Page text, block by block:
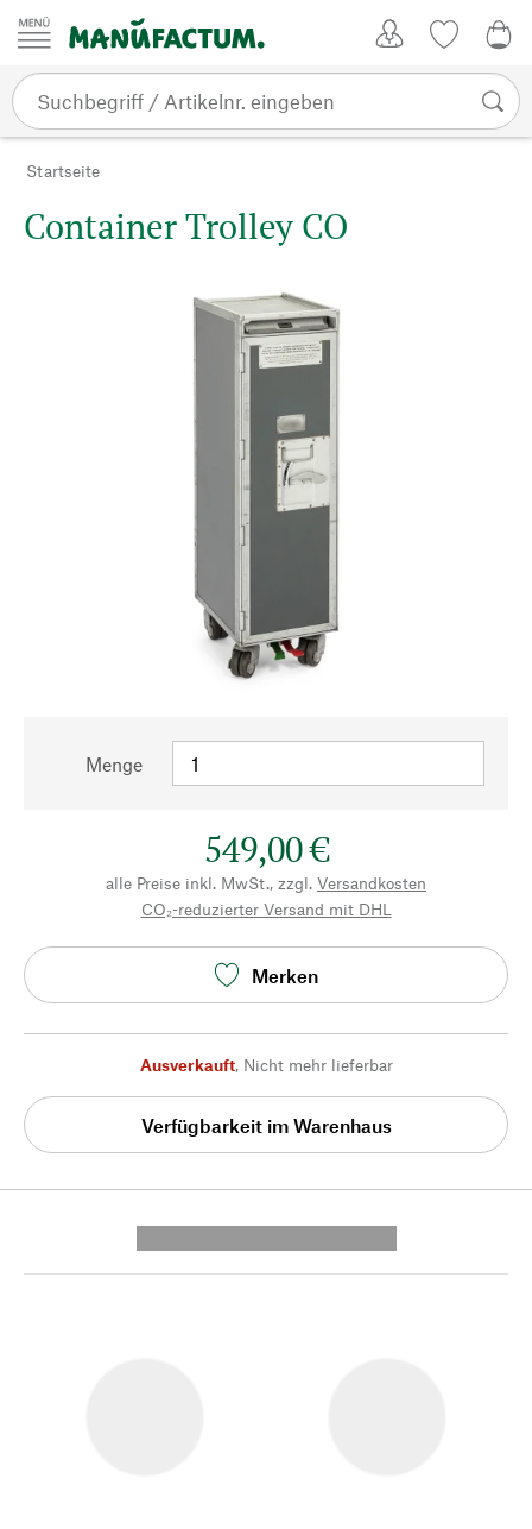
Zum Inhalt springen
Startseite
Container Trolley CO
Menge
549,00 €
alle Preise inkl. MwSt., zzgl. Versandkosten
CO₂-reduzierter Versand mit DHL
Merken
Ausverkauft, Nicht mehr lieferbar
Verfügbarkeit im Warenhaus